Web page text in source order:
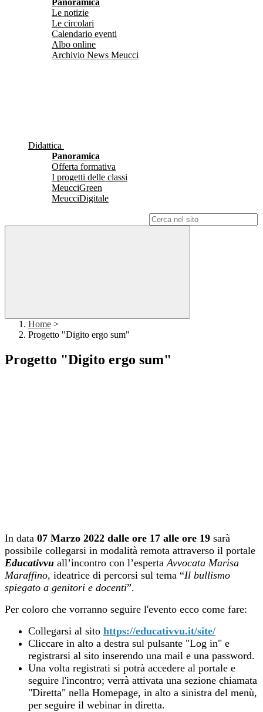
Panoramica
Le notizie
Le circolari
Calendario eventi
Albo online
Archivio News Meucci
Didattica
Panoramica
Offerta formativa
I progetti delle classi
MeucciGreen
MeucciDigitale
Home >
Progetto "Digito ergo sum"
Progetto "Digito ergo sum"
In data 07 Marzo 2022 dalle ore 17 alle ore 19 sarà
possibile collegarsi in modalità remota attraverso il portale
Educativvu all’incontro con l’espertaAvvocata Marisa
Maraffino, ideatrice di percorsi sul tema “Il bullismo
spiegato a genitori e docenti”.
Per coloro che vorranno seguire l'evento ecco come fare:
Collegarsi al sito https://educativvu.it/site/
Cliccare in alto a destra sul pulsante "Log in" e
registrarsi al sito inserendo una mail e una password.
Una volta registrati si potrà accedere al portale e
seguire l'incontro; verrà attivata una sezione chiamata
"Diretta" nella Homepage, in alto a sinistra del menù,
per seguire il webinar in diretta.